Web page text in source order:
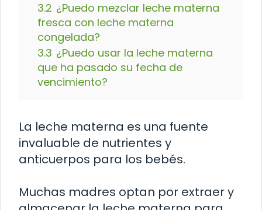
3.2 ¿Puedo mezclar leche materna
fresca con leche materna
congelada?
3.3 ¿Puedo usar la leche materna
que ha pasado su fecha de
vencimiento?
La leche materna es una fuente
invaluable de nutrientes y
anticuerpos para los bebés.
Muchas madres optan por extraer y